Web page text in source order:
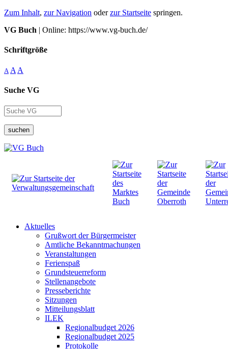
Zum Inhalt, zur Navigation oderzur Startseite springen.
VG Buch | Online: https://www.vg-buch.de/
Schriftgröße
A A A
Suche VG
suchen
Aktuelles
Grußwort der Bürgermeister
Amtliche Bekanntmachungen
Veranstaltungen
Ferienspaß
Grundsteuerreform
Stellenangebote
Presseberichte
Sitzungen
Mitteilungsblatt
ILEK
Regionalbudget 2026
Regionalbudget 2025
Protokolle